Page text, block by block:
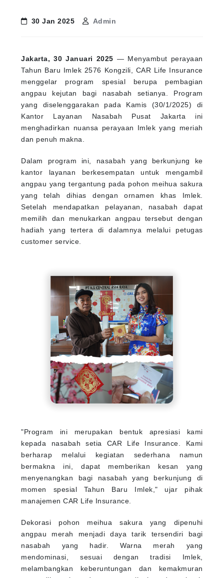
30 Jan 2025 Admin
Jakarta, 30 Januari 2025 — Menyambut perayaan
Tahun Baru Imlek 2576 Kongzili, CAR Life Insurance
menggelar program spesial berupa pembagian
angpau kejutan bagi nasabah setianya. Program
yang diselenggarakan pada Kamis (30/1/2025) di
Kantor Layanan Nasabah Pusat Jakarta ini
menghadirkan nuansa perayaan Imlek yang meriah
dan penuh makna.
Dalam program ini, nasabah yang berkunjung ke
kantor layanan berkesempatan untuk mengambil
angpau yang tergantung pada pohon meihua sakura
yang telah dihias dengan ornamen khas Imlek.
Setelah mendapatkan pelayanan, nasabah dapat
memilih dan menukarkan angpau tersebut dengan
hadiah yang tertera di dalamnya melalui petugas
customer service.
"Program ini merupakan bentuk apresiasi kami
kepada nasabah setia CAR Life Insurance. Kami
berharap melalui kegiatan sederhana namun
bermakna ini, dapat memberikan kesan yang
menyenangkan bagi nasabah yang berkunjung di
momen spesial Tahun Baru Imlek," ujar pihak
manajemen CAR Life Insurance.
Dekorasi pohon meihua sakura yang dipenuhi
angpau merah menjadi daya tarik tersendiri bagi
nasabah yang hadir. Warna merah yang
mendominasi, sesuai dengan tradisi Imlek,
melambangkan keberuntungan dan kemakmuran